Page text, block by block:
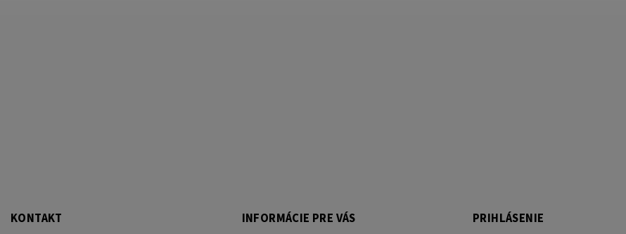
KONTAKT INFORMÁCIE PRE VÁS PRIHLÁSENIE